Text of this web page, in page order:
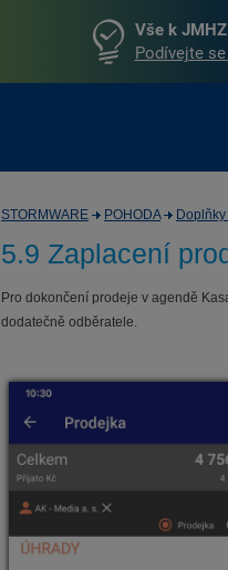
Vše k
Podívejte
STORMWARE POHODA
5.9 Zaplacení
Pro dokončení prodeje v agendě
dodatečně odběratele.